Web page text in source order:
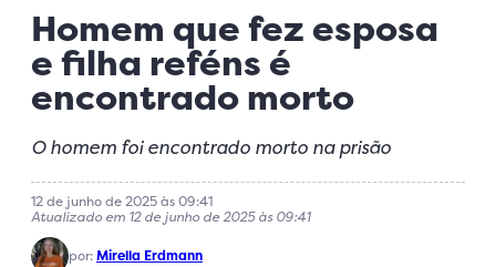
Homem que fez esposa
e filha reféns é
encontrado morto
O homem foi encontrado morto na prisão
12 de junho de 2025 às 09:41
Atualizado em 12 de junho de 2025 às 09:41
por:Mirella Erdmann